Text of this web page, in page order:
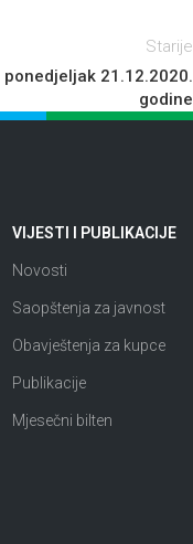
Starije
ponedjeljak 21.12.2020.
godine
VIJESTI I PUBLIKACIJE
Novosti
Saopštenja za javnost
Obavještenja za kupce
Publikacije
Mjesečni bilten